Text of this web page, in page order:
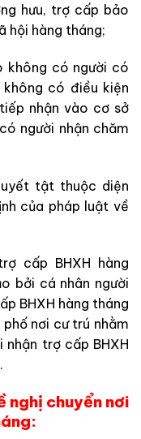
hưu, trợ cấp bảo
hội hàng tháng;
không có người có
không có điều kiện
nhận vào cơ sở
người nhận chăm
tật thuộc diện
của pháp luật về
cấp BHXH hàng
bởi cá nhân người
BHXH hàng tháng
nơi cư trú nhằm
nhận trợ cấp BHXH
nghị chuyển nơi